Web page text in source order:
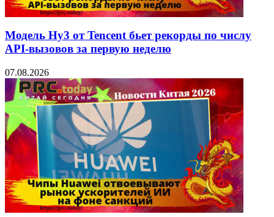
Модель Hy3 от Tencent бьет рекорды по числу
API-вызовов за первую неделю
07.08.2026